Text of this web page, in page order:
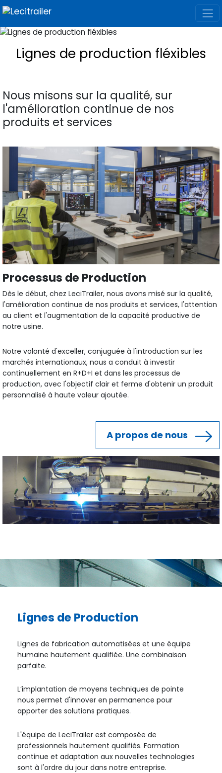
Lignes de production fléxibles
Nous misons sur la qualité, sur
l'amélioration continue de nos
produits et services
Processus de Production
Dès le début, chez LeciTrailer, nous avons misé sur la qualité,
l'amélioration continue de nos produits et services, l'attention
au client et l'augmentation de la capacité productive de
notre usine.
Notre volonté d'exceller, conjuguée à l'introduction sur les
marchés internationaux, nous a conduit à investir
continuellement en R+D+I et dans les processus de
production, avec l'objectif clair et ferme d'obtenir un produit
personnalisé à haute valeur ajoutée.
A propos de nous
Lignes de Production
Lignes de fabrication automatisées et une équipe
humaine hautement qualifiée. Une combinaison
parfaite.
L’implantation de moyens techniques de pointe
nous permet d'innover en permanence pour
apporter des solutions pratiques.
L'équipe de LeciTrailer est composée de
professionnels hautement qualifiés. Formation
continue et adaptation aux nouvelles technologies
sont à l'ordre du jour dans notre entreprise.